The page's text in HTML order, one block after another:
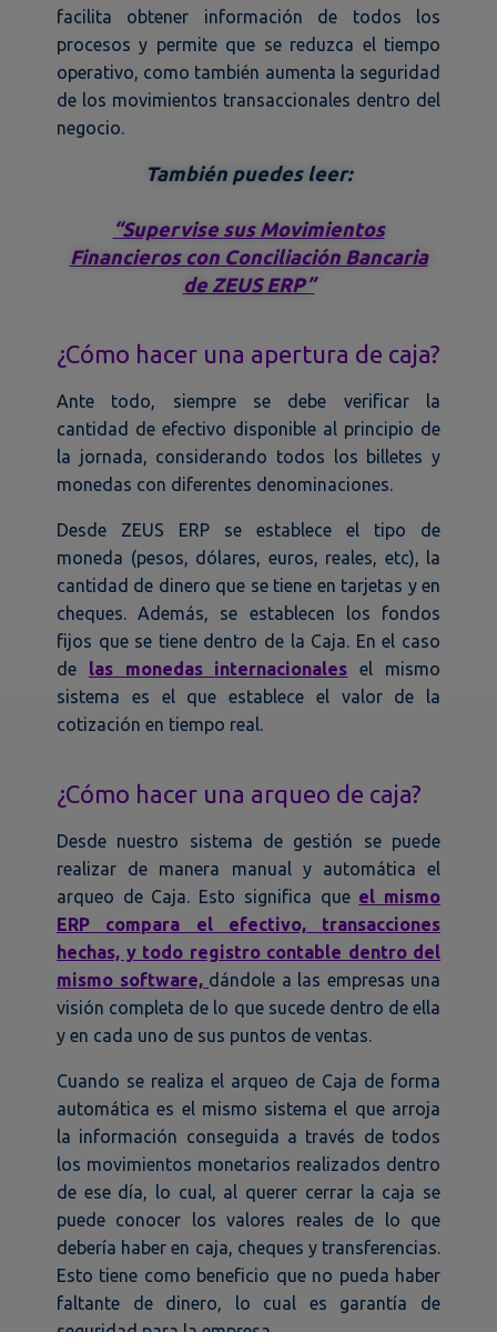
facilita obtener información de todos los
procesos y permite que se reduzca el tiempo
operativo, como también aumenta la seguridad
de los movimientos transaccionales dentro del
negocio.
También puedes leer:
“Supervise sus Movimientos
Financieros con Conciliación Bancaria
de ZEUS ERP”
¿Cómo hacer una apertura de caja?
Ante todo, siempre se debe verificar la
cantidad de efectivo disponible al principio de
la jornada, considerando todos los billetes y
monedas con diferentes denominaciones.
Desde ZEUS ERP se establece el tipo de
moneda (pesos, dólares, euros, reales, etc), la
cantidad de dinero que se tiene en tarjetas y en
cheques. Además, se establecen los fondos
fijos que se tiene dentro de la Caja. En el caso
de las monedas internacionales el mismo
sistema es el que establece el valor de la
cotización en tiempo real.
¿Cómo hacer una arqueo de caja?
Desde nuestro sistema de gestión se puede
realizar de manera manual y automática el
arqueo de Caja. Esto significa que el mismo
ERP compara el efectivo, transacciones
hechas, y todo registro contable dentro del
mismo software, dándole a las empresas una
visión completa de lo que sucede dentro de ella
y en cada uno de sus puntos de ventas.
Cuando se realiza el arqueo de Caja de forma
automática es el mismo sistema el que arroja
la información conseguida a través de todos
los movimientos monetarios realizados dentro
de ese día, lo cual, al querer cerrar la caja se
puede conocer los valores reales de lo que
debería haber en caja, cheques y transferencias.
Esto tiene como beneficio que no pueda haber
faltante de dinero, lo cual es garantía de